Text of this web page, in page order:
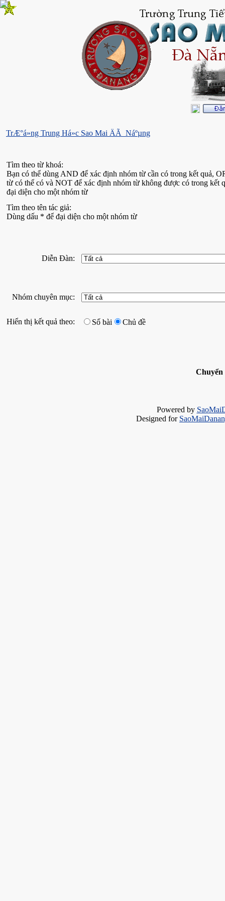
TrÆ°á»ng Trung Há»c Sao Mai ÄÃ Náºµng
Tìm theo từ khoá:
Bạn có thể dùng AND để xác định nhóm từ cần có trong kết quả,
từ có thể có và NOT để xác định nhóm từ không được có trong kết
đại diện cho một nhóm từ
Tìm theo tên tác giả:
Dùng dấu * để đại diện cho một nhóm từ
Diễn Đàn:
Nhóm chuyên mục:
Hiển thị kết quả theo: Số bài Chủ đề
Chuyển
Powered by
Designed for